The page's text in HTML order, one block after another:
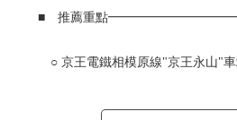
■ 推薦重點
○ 京王電鐵相模原線"京王永山"車
○ 小田急多摩線"小田急永山"車站